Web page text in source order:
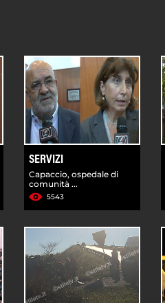
SERVIZI
Capaccio, ospedale di
comunità ...
5543